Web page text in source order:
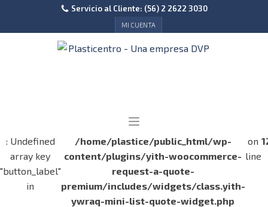
Servicio al Cliente: (56) 2 2622 3030
MI CUENTA
: Undefined
array key
"button_label"
in
/home/plastice/public_html/wp-
content/plugins/yith-woocommerce-
request-a-quote-
premium/includes/widgets/class.yith-
ywraq-mini-list-quote-widget.php
on
line